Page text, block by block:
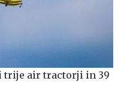
trije air tractorji in 39